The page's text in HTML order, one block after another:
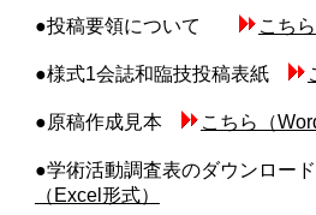
●投稿要領について こちら
●様式1会誌和臨技投稿表紙
●原稿作成見本 こちら（
●学術活動調査表のダウンロー
（Excel形式）